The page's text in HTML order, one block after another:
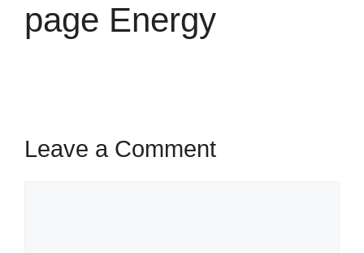
page Energy
Leave a Comment